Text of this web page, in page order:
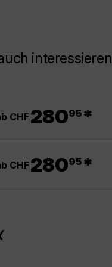
interessieren
CHF28095 *
CHF28095 *